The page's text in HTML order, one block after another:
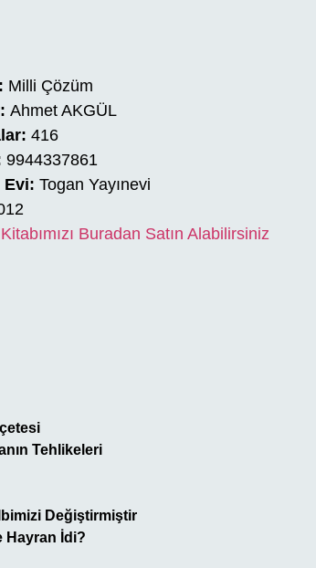
Milli Çözüm
Ahmet AKGÜL
416
9944337861
Evi:Togan Yayınevi
Kitabımızı Buradan Satın Alabilirsiniz
Tehlikeleri
Değiştirmiştir
Hayran İdi?